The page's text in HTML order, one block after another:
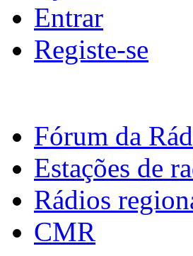
Entrar
Registe-se
Fórum da
Estações de
Rádios
CMR